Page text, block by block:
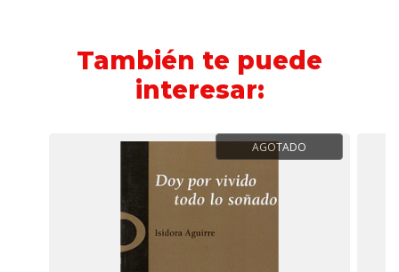
También te puede
interesar:
AGOTADO